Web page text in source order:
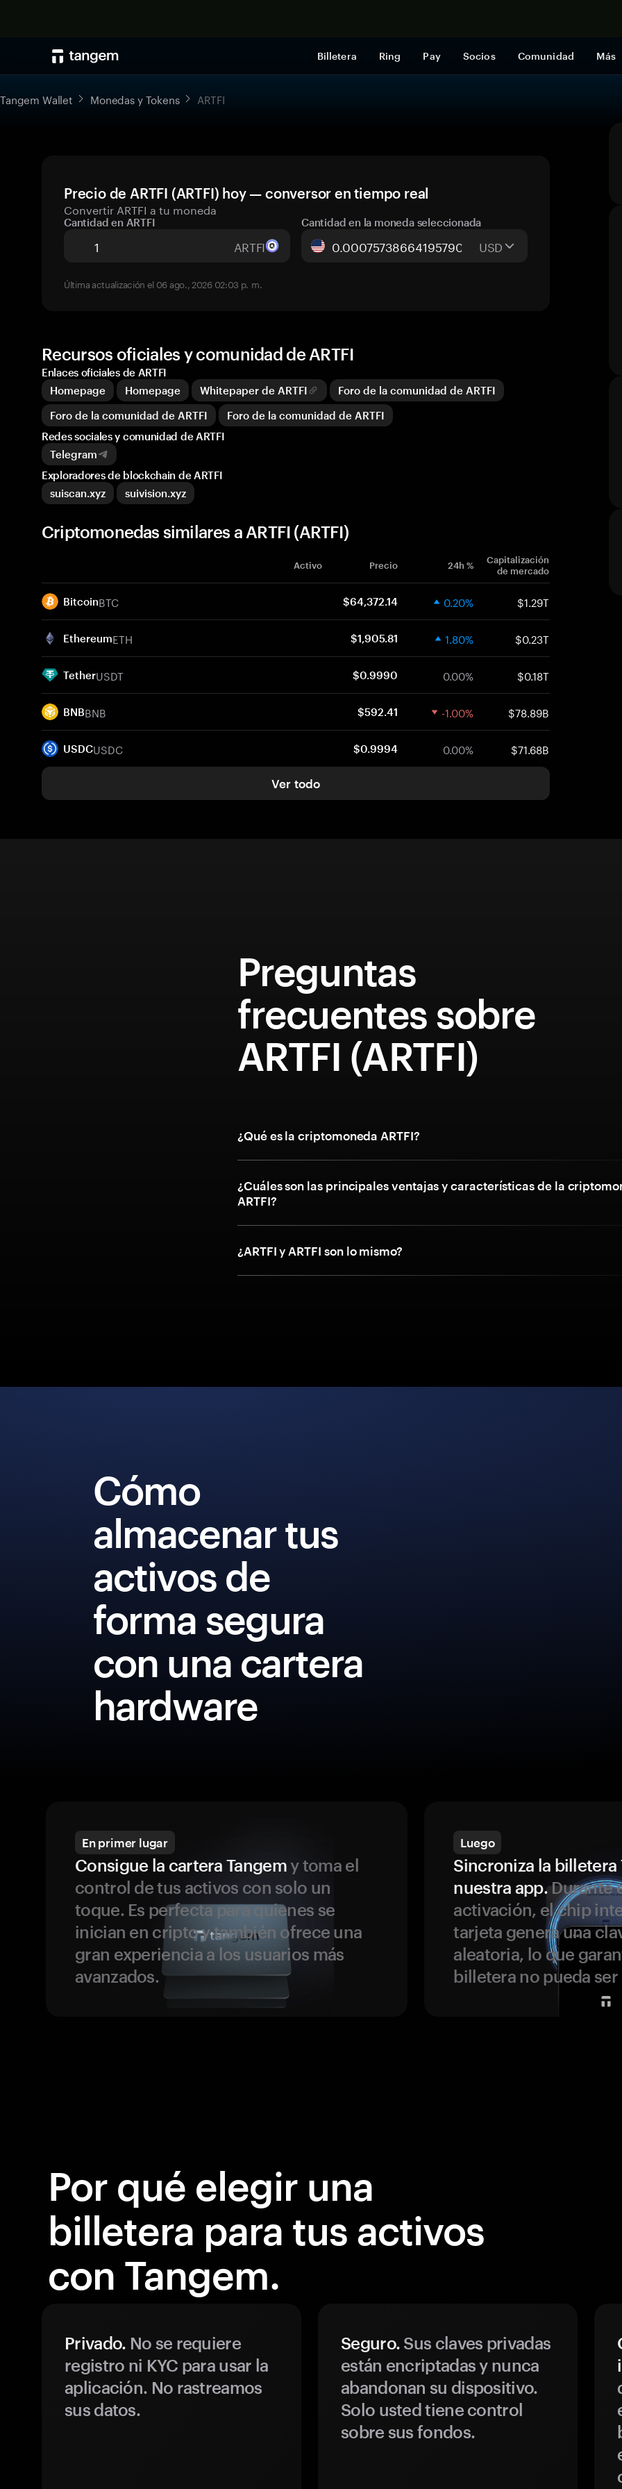
Billetera Ring Pay Socios Comunidad Más
Tangem Wallet Monedas y Tokens ARTFI
Precio de ARTFI (ARTFI) hoy — conversor en tiempo real
Convertir ARTFI a tu moneda
Cantidad en ARTFI
ARTFI
Cantidad en la moneda seleccionada
USD
Última actualización el 06 ago., 2026 02:03 p. m.
Recursos oficiales y comunidad de ARTFI
Enlaces oficiales de ARTFI
Homepage
Homepage Whitepaper de ARTFI
Foro de la comunidad de ARTFI
Foro de la comunidad de ARTFI
Foro de la comunidad de ARTFI
Redes sociales y comunidad de ARTFI
Telegram
Exploradores de blockchain de ARTFI
suiscan.xyz
suivision.xyz
Criptomonedas similares a ARTFI (ARTFI)
Activo Precio 24h %
Capitalización
de mercado
BitcoinBTC $64,372.14 0.20% $1.29T
EthereumETH $1,905.81 1.80% $0.23T
TetherUSDT $0.9990 0.00% $0.18T
BNBBNB $592.41 -1.00% $78.89B
USDCUSDC $0.9994 0.00% $71.68B
Ver todo
Preguntas
frecuentes sobre
ARTFI (ARTFI)
¿Qué es la criptomoneda ARTFI?
¿Cuáles son las principales ventajas y características de la
ARTFI?
¿ARTFI y ARTFI son lo mismo?
Cómo
almacenar tus
activos de
forma segura
con una cartera
hardware
En primer lugar
Consigue la cartera Tangemy toma el
control de tus activos con solo un
toque. Es perfecta para quienes se
inician en cripto y también ofrece una
gran experiencia a los usuarios más
avanzados.
Luego
Sincroniza la billetera
nuestra app.Durante
activación, el chip
tarjeta genera una
aleatoria, lo que
billetera no pueda
Por qué elegir una
billetera para tus activos
con Tangem.
Privado. No se requiere
registro ni KYC para usar la
aplicación. No rastreamos
sus datos.
Seguro. Sus claves privadas
están encriptadas y nunca
abandonan su dispositivo.
Solo usted tiene control
sobre sus fondos.